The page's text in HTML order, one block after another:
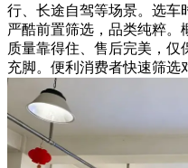
行、长途自驾等场景。选车
严酷前置筛选，品类纯粹。
质量靠得住、售后完美，仅
充脚。便利消费者快速筛选